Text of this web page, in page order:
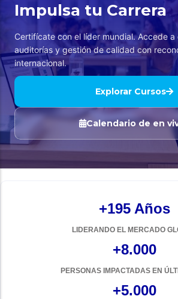
Impulsa tu Carrera
Certifícate con el líder mundial. Accede a
auditorías y gestión de calidad con
internacional.
Explorar Cursos
Calendario de en
+195 Años
LIDERANDO EL MERCADO
+8.000
PERSONAS IMPACTADAS EN
+5.000